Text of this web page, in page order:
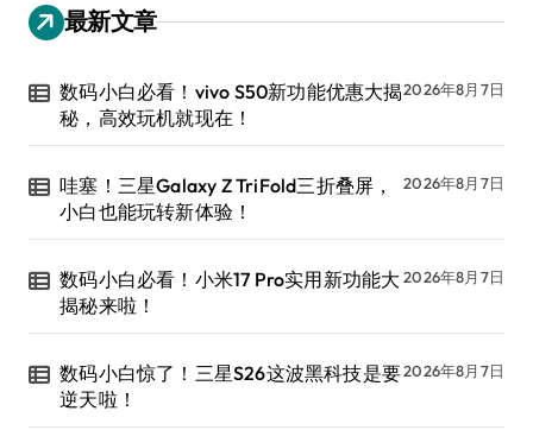
最新文章
数码小白必看！vivo S50新功能优惠大揭
秘，高效玩机就现在！
2026年8月7日
哇塞！三星Galaxy Z TriFold三折叠屏，
小白也能玩转新体验！
2026年8月7日
数码小白必看！小米17 Pro实用新功能大
揭秘来啦！
2026年8月7日
数码小白惊了！三星S26这波黑科技是要
逆天啦！
2026年8月7日